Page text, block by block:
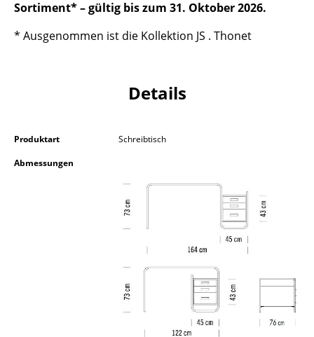
Schreibtischleuchten
Outdoor-Leuchten
Akkuleuchten
Sortiment* – gültig bis zum 31. Oktober 2026.
* Ausgenommen ist die Kollektion JS . Thonet
Details
Produktart
Schreibtisch
Abmessungen